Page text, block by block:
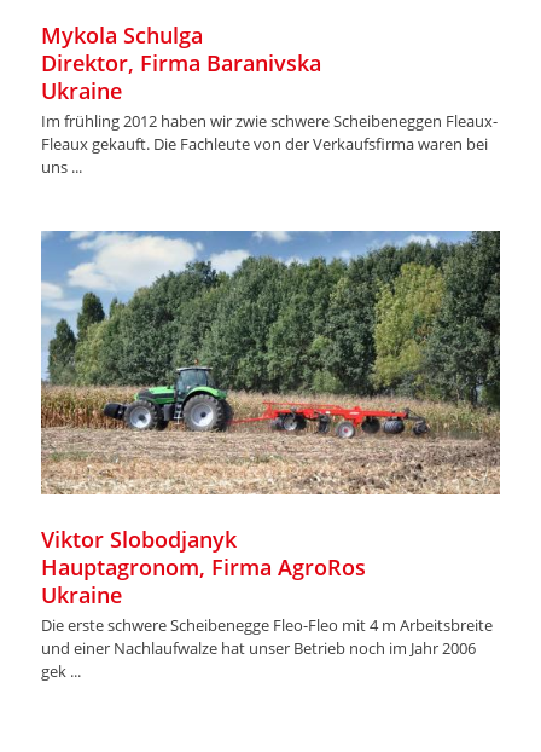
Mykola Schulga
Direktor, Firma Baranivska
Ukraine
Im frühling 2012 haben wir zwie schwere Scheibeneggen Fleaux-
Fleaux gekauft. Die Fachleute von der Verkaufsfirma waren bei
uns ...
Viktor Slobodjanyk
Hauptagronom, Firma AgroRos
Ukraine
Die erste schwere Scheibenegge Fleo-Fleo mit 4 m Arbeitsbreite
und einer Nachlaufwalze hat unser Betrieb noch im Jahr 2006
gek ...